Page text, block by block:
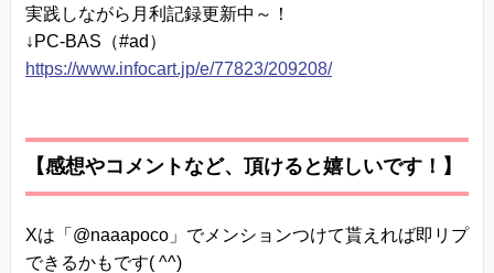
実践しながら月利記録更新中～！
↓PC-BAS（#ad）
https://www.infocart.jp/e/77823/209208/
【感想やコメントなど、頂けると嬉しいです！】
Xは「@naaapoco」でメンションつけて貰えれば即リプ
できるかもです( ^^)